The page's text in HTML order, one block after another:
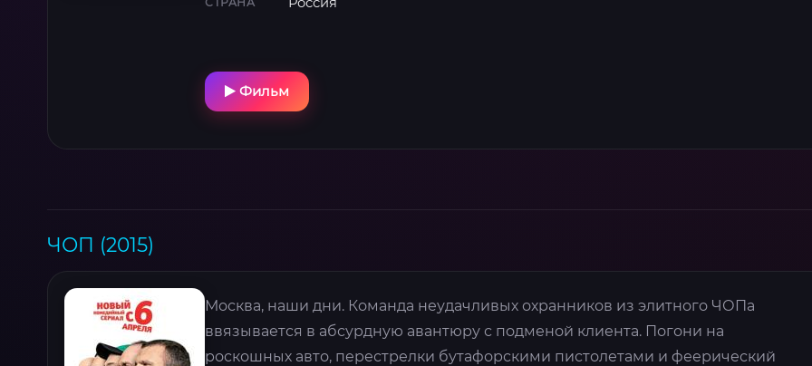
Фильм
ЧОП (2015)
Москва, наши дни. Команда неудачливых охранников из элитного ЧОПа
ввязывается в абсурдную авантюру с подменой клиента. Погони на
роскошных авто, перестрелки бутафорскими пистолетами и феерический